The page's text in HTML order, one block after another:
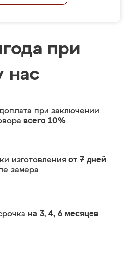
при
нас
при заключении
всего 10%
изготовления от 7 дней
замера
на 3, 4, 6 месяцев